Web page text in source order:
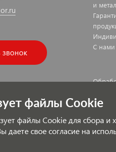
звонок
и
С нами
файлы Cookie
файлы Cookie для сбора
даете свое согласие на